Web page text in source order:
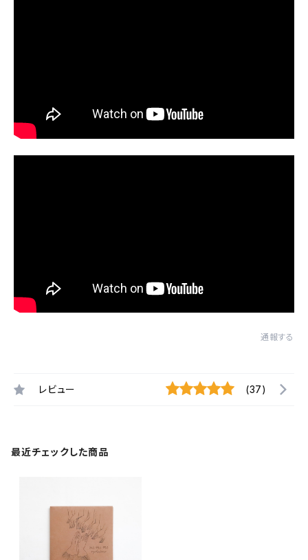
通報する
レビュー (37)
最近チェックした商品